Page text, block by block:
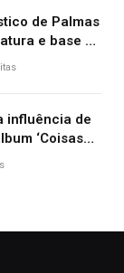
de Palmas
e base de
influência de
‘Coisas